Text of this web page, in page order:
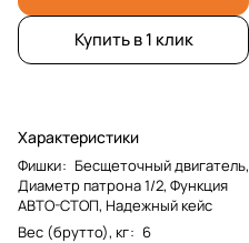
Купить в 1 клик
Характеристики
Фишки: Бесщеточный двигатель,
Диаметр патрона 1/2, Функция
АВТО-СТОП, Надежный кейс
Вес (брутто), кг: 6